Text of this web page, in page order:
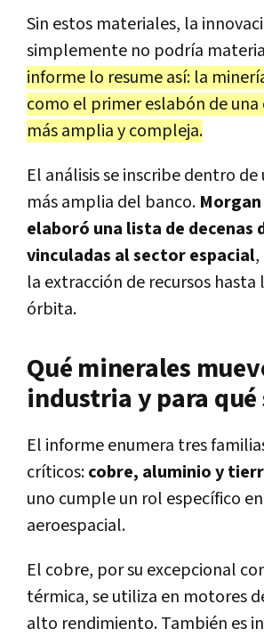
Sin estos materiales, la
simplemente no podría
informe lo resume así: la
como el primer eslabón de una
más amplia y compleja.
El análisis se inscribe dentro
más amplia del banco.
elaboró una lista de decenas
vinculadas al sector espacial
la extracción de recursos hasta
órbita.
Qué minerales
industria y para
El informe enumera tres
críticos:cobre, aluminio y
uno cumple un rol específico
aeroespacial.
El cobre, por su excepcional
térmica, se utiliza en motores
alto rendimiento. También es